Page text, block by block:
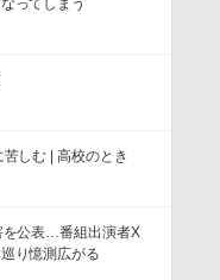
ってしまう
しむ | 高校のとき
を公表…番組出演者X
り憶測広がる